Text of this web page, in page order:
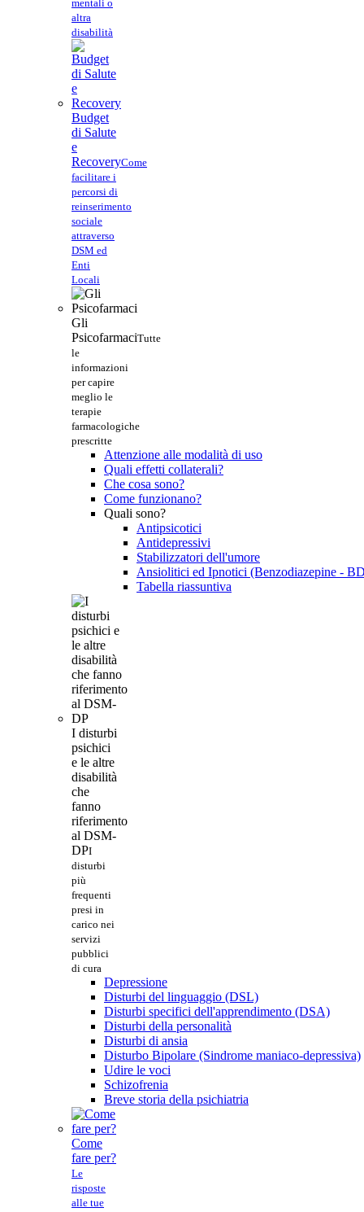
mentali o
altra
disabilità
Budget
di Salute
e
RecoveryCome
facilitare i
percorsi di
reinserimento
sociale
attraverso
DSM ed
Enti
Locali
Gli
PsicofarmaciTutte
le
informazioni
per capire
meglio le
terapie
farmacologiche
prescritte
Attenzione alle modalità di uso
Quali effetti collaterali?
Che cosa sono?
Come funzionano?
Quali sono?
Antipsicotici
Antidepressivi
Stabilizzatori dell'umore
Ansiolitici ed Ipnotici (Benzodiazepine -
Tabella riassuntiva
I disturbi
psichici
e le altre
disabilità
che
fanno
riferimento
al DSM-
DPI
disturbi
più
frequenti
presi in
carico nei
servizi
pubblici
di cura
Depressione
Disturbi del linguaggio (DSL)
Disturbi specifici dell'apprendimento (DSA)
Disturbi della personalità
Disturbi di ansia
Disturbo Bipolare (Sindrome maniaco-depressiva)
Udire le voci
Schizofrenia
Breve storia della psichiatria
Come
fare per?
Le
risposte
alle tue